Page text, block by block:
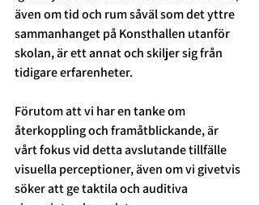
även om tid och rum såväl som det yttre
sammanhanget på Konsthallen utanför
skolan, är ett annat och skiljer sig från
tidigare erfarenheter.
Förutom att vi har en tanke om
återkoppling och framåtblickande, är
vårt fokus vid detta avslutande tillfälle
visuella perceptioner, även om vi givetvis
söker att ge taktila och auditiva